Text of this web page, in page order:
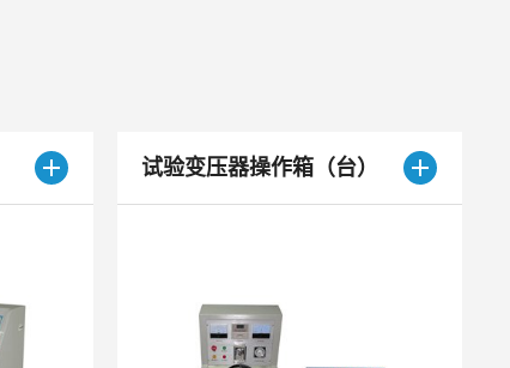
试验变压器操作箱（台）